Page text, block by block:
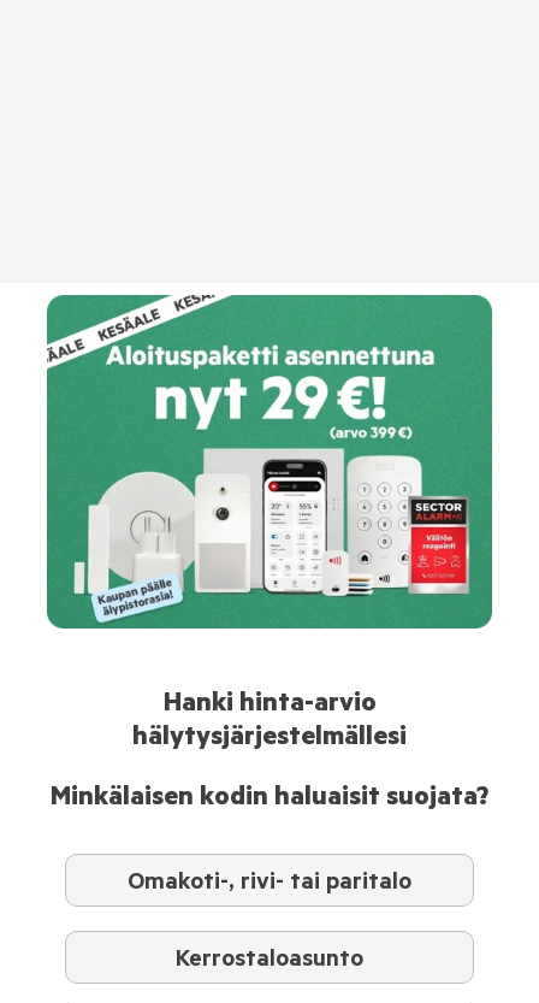
Hanki hinta-arvio
hälytysjärjestelmällesi
Minkälaisen kodin haluaisit suojata?
Omakoti-, rivi- tai paritalo
Kerrostaloasunto